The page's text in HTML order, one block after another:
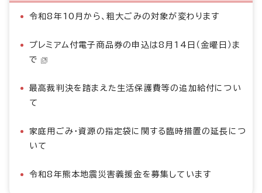
令和8年10月から、粗大ごみの対象が変わります
プレミアム付電子商品券の申込は8月14日（金曜日）ま
で
最高裁判決を踏まえた生活保護費等の追加給付につい
て
家庭用ごみ・資源の指定袋に関する臨時措置の延長につ
いて
令和8年熊本地震災害義援金を募集しています